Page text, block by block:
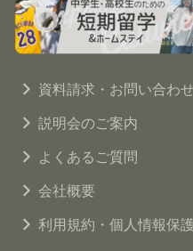
資料請求・お問い合わせ
説明会のご案内
よくあるご質問
会社概要
利用規約・個人情報保